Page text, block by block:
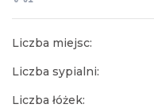
Liczba miejsc:
Liczba sypialni:
Liczba łóżek: